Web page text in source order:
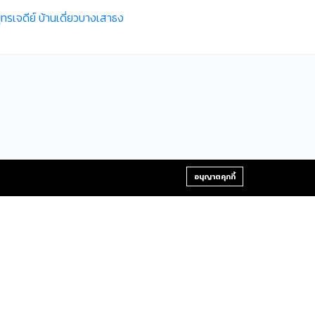
รเจดีย์บ้านเดี่ยวบางเสาธง
+66-2-840-2224, 081-638-9190
อนุญาตคุกกี้